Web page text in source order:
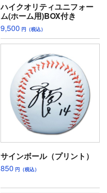
ハイクオリティユニフォー
ム(ホーム用)BOX付き
9,500 円（税込）
サインボール（プリント）
850 円（税込）